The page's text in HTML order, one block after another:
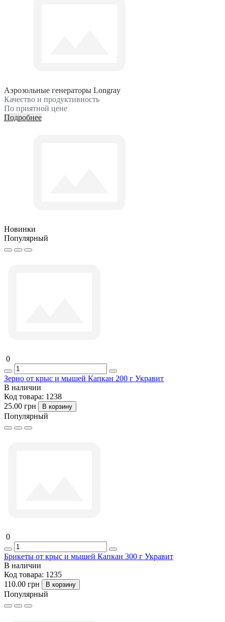
Аэрозольные генераторы Longray
Качество и продуктивность
По приятной цене
Подробнее
Новинки
Популярный
0
Зерно от крыс и мышей Капкан 200 г Укравит
В наличии
Код товара: 1238
25.00 грн
В корзину
Популярный
0
Брикеты от крыс и мышей Капкан 300 г Укравит
В наличии
Код товара: 1235
110.00 грн
В корзину
Популярный